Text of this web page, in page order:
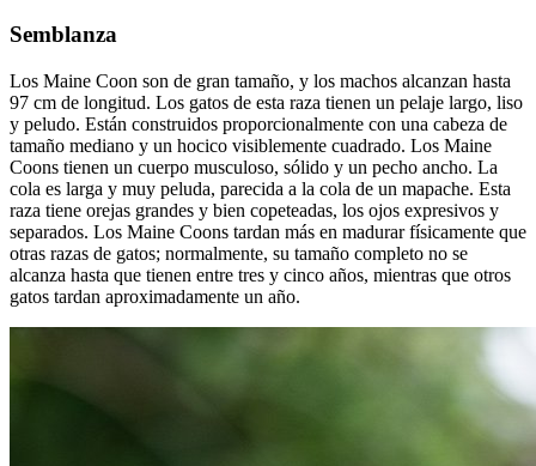
Semblanza
Los Maine Coon son de gran tamaño, y los machos alcanzan hasta
97 cm de longitud. Los gatos de esta raza tienen un pelaje largo, liso
y peludo. Están construidos proporcionalmente con una cabeza de
tamaño mediano y un hocico visiblemente cuadrado. Los Maine
Coons tienen un cuerpo musculoso, sólido y un pecho ancho. La
cola es larga y muy peluda, parecida a la cola de un mapache. Esta
raza tiene orejas grandes y bien copeteadas, los ojos expresivos y
separados. Los Maine Coons tardan más en madurar físicamente que
otras razas de gatos; normalmente, su tamaño completo no se
alcanza hasta que tienen entre tres y cinco años, mientras que otros
gatos tardan aproximadamente un año.